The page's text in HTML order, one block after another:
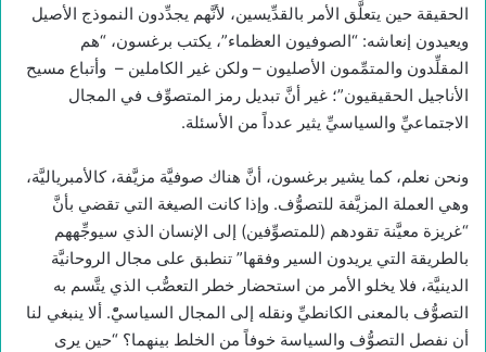
الحقيقة حين يتعلَّق الأمر بالقدِّيسين، لأنَّهم يجدِّدون النموذج الأصيل
ويعيدون إنعاشه: “الصوفيون العظماء”، يكتب برغسون، “هم
المقلِّدون والمتمِّمون الأصليون – ولكن غير الكاملين – وأتباع مسيح
الأناجيل الحقيقيون”؛ غير أنَّ تبديل رمز المتصوِّف في المجال
الاجتماعيِّ والسياسيِّ يثير عدداً من الأسئلة.
ونحن نعلم، كما يشير برغسون، أنَّ هناك صوفيَّة مزيَّفة، كالأمبرياليَّة،
وهي العملة المزيَّفة للتصوُّف. وإذا كانت الصيغة التي تقضي بأنَّ
“غريزة معيَّنة تقودهم (للمتصوِّفين) إلى الإنسان الذي سيوجِّههم
بالطريقة التي يريدون السير وفقها” تنطبق على مجال الروحانيَّة
الدينيَّة، فلا يخلو الأمر من استحضار خطر التعصُّب الذي يتَّسم به
التصوُّف بالمعنى الكانطيِّ ونقله إلى المجال السياسيّْ. ألا ينبغي لنا
أن نفصل التصوُّف والسياسة خوفاً من الخلط بينهما؟ “حين يرى